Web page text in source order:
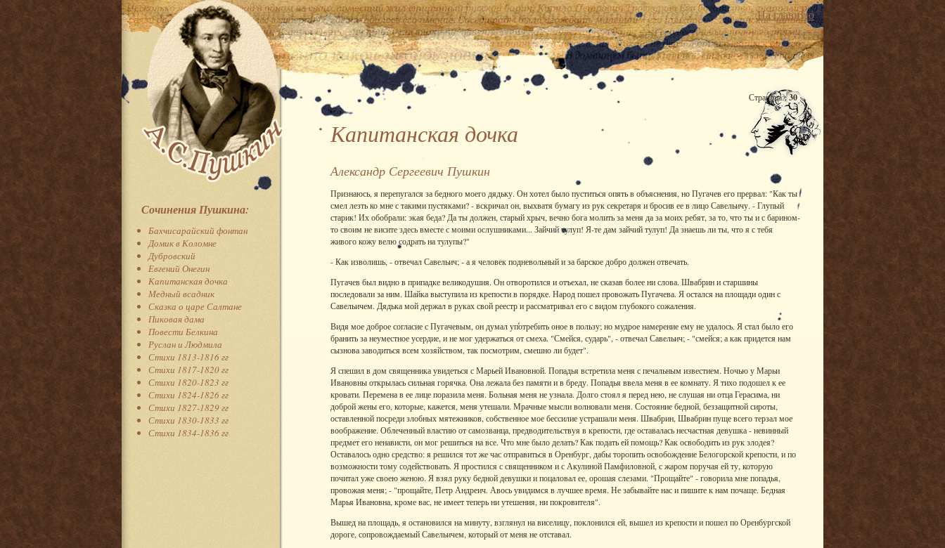
Сочинения Пушкина:
Бахчисарайский фонтан
Домик в Коломне
Дубровский
Евгений Онегин
Капитанская дочка
Медный всадник
Сказка о царе Салтане
Пиковая дама
Повести Белкина
Руслан и Людмила
Стихи 1813-1816 гг
Стихи 1817-1820 гг
Стихи 1820-1823 гг
Стихи 1824-1826 гг
Стихи 1827-1829 гг
Стихи 1830-1833 гг
Стихи 1834-1836 гг
На главную
Страница: 30
Капитанская дочка
Александр Сергеевич Пушкин
Признаюсь, я перепугался за бедного моего дядьку. Он хотел было пуститься опять в объяснения, но Пугачев его прервал: "Как ты
смел лезть ко мне с такими пустяками? - вскричал он, выхватя бумагу из рук секретаря и бросив ее в лицо Савельичу. - Глупый
старик! Их обобрали: экая беда? Да ты должен, старый хрыч, вечно бога молить за меня да за моих ребят, за то, что ты и с барином-
то своим не висите здесь вместе с моими ослушниками... Зайчий тулуп! Я-те дам зайчий тулуп! Да знаешь ли ты, что я с тебя
живого кожу велю содрать на тулупы?"
- Как изволишь, - отвечал Савельич; - а я человек подневольный и за барское добро должен отвечать.
Пугачев был видно в припадке великодушия. Он отворотился и отъехал, не сказав более ни слова. Швабрин и старшины
последовали за ним. Шайка выступила из крепости в порядке. Народ пошел провожать Пугачева. Я остался на площади один с
Савельичем. Дядька мой держал в руках свой реестр и рассматривал его с видом глубокого сожаления.
Видя мое доброе согласие с Пугачевым, он думал употребить оное в пользу; но мудрое намерение ему не удалось. Я стал было его
бранить за неуместное усердие, и не мог удержаться от смеха. "Смейся, сударь", - отвечал Савельич; - "смейся; а как придется нам
сызнова заводиться всем хозяйством, так посмотрим, смешно ли будет".
Я спешил в дом священника увидеться с Марьей Ивановной. Попадья встретила меня с печальным известием. Ночью у Марьи
Ивановны открылась сильная горячка. Она лежала без памяти и в бреду. Попадья ввела меня в ее комнату. Я тихо подошел к ее
кровати. Перемена в ее лице поразила меня. Больная меня не узнала. Долго стоял я перед нею, не слушая ни отца Герасима, ни
доброй жены его, которые, кажется, меня утешали. Мрачные мысли волновали меня. Состояние бедной, беззащитной сироты,
оставленной посреди злобных мятежников, собственное мое бессилие устрашали меня. Швабрин, Швабрин пуще всего терзал мое
воображение. Облеченный властию от самозванца, предводительствуя в крепости, где оставалась несчастная девушка - невинный
предмет его ненависти, он мог решиться на все. Что мне было делать? Как подать ей помощь? Как освободить из рук злодея?
Оставалось одно средство: я решился тот же час отправиться в Оренбург, дабы торопить освобождение Белогорской крепости, и по
возможности тому содействовать. Я простился с священником и с Акулиной Памфиловной, с жаром поручая ей ту, которую
почитал уже своею женою. Я взял руку бедной девушки и поцаловал ее, орошая слезами. "Прощайте" - говорила мне попадья,
провожая меня; - "прощайте, Петр Андреич. Авось увидимся в лучшее время. Не забывайте нас и пишите к нам почаще. Бедная
Марья Ивановна, кроме вас, не имеет теперь ни утешения, ни покровителя".
Вышед на площадь, я остановился на минуту, взглянул на виселицу, поклонился ей, вышел из крепости и пошел по Оренбургской
дороге, сопровождаемый Савельичем, который от меня не отставал.